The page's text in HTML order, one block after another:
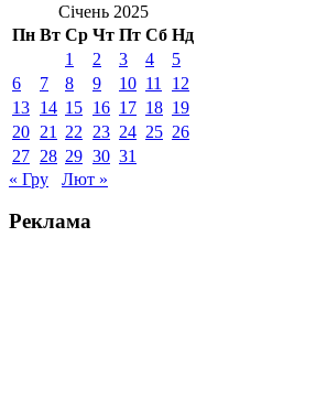
Січень 2025
Пн Вт Ср Чт Пт Сб Нд
1
2 3 4
5
6
7 8 9 10 11
12
13 14 15 16 17 18 19
20 21 22 23 24 25 26
27 28 29 30 31
« Гру
Лют »
Реклама